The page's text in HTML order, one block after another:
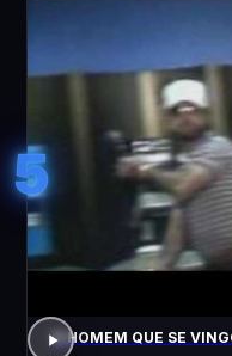
5
O HOMEM QUE SE